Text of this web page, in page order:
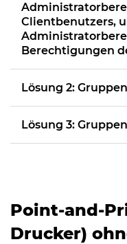
Clientbenutzers,
Berechtigungen
Lösung 2:
Lösung 3:
Point-and-
Drucker)